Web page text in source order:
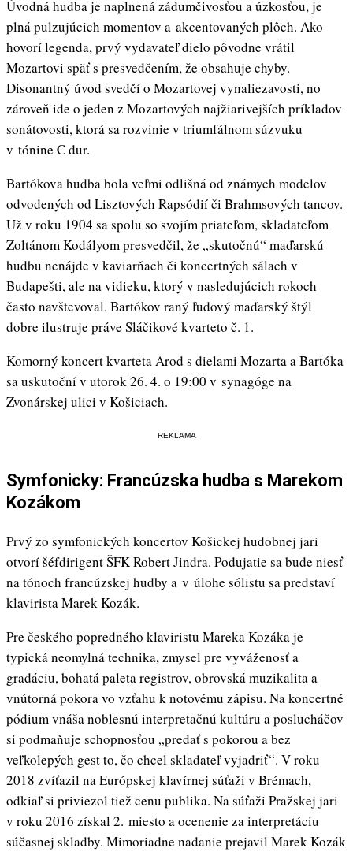
Úvodná hudba je naplnená zádumčivosťou a úzkosťou, je
plná pulzujúcich momentov a akcentovaných plôch. Ako
hovorí legenda, prvý vydavateľ dielo pôvodne vrátil
Mozartovi späť s presvedčením, že obsahuje chyby.
Disonantný úvod svedčí o Mozartovej vynaliezavosti, no
zároveň ide o jeden z Mozartových najžiarivejších príkladov
sonátovosti, ktorá sa rozvinie v triumfálnom súzvuku
v tónine C dur.
Bartókova hudba bola veľmi odlišná od známych modelov
odvodených od Lisztových Rapsódií či Brahmsových tancov.
Už v roku 1904 sa spolu so svojím priateľom, skladateľom
Zoltánom Kodályom presvedčil, že „skutočnú“ maďarskú
hudbu nenájde v kaviarňach či koncertných sálach v
Budapešti, ale na vidieku, ktorý v nasledujúcich rokoch
často navštevoval. Bartókov raný ľudový maďarský štýl
dobre ilustruje práve Sláčikové kvarteto č. 1.
Komorný koncert kvarteta Arod s dielami Mozarta a Bartóka
sa uskutoční v utorok 26. 4. o 19:00 v synagóge na
Zvonárskej ulici v Košiciach.
REKLAMA
Symfonicky: Francúzska hudba s Marekom
Kozákom
Prvý zo symfonických koncertov Košickej hudobnej jari
otvorí šéfdirigent ŠFK Robert Jindra. Podujatie sa bude niesť
na tónoch francúzskej hudby a v úlohe sólistu sa predstaví
klavirista Marek Kozák.
Pre českého popredného klaviristu Mareka Kozáka je
typická neomylná technika, zmysel pre vyváženosť a
gradáciu, bohatá paleta registrov, obrovská muzikalita a
vnútorná pokora vo vzťahu k notovému zápisu. Na koncertné
pódium vnáša noblesnú interpretačnú kultúru a poslucháčov
si podmaňuje schopnosťou „predať s pokorou a bez
veľkolepých gest to, čo chcel skladateľ vyjadriť“. V roku
2018 zvíťazil na Európskej klavírnej súťaži v Brémach,
odkiaľ si priviezol tiež cenu publika. Na súťaži Pražskej jari
v roku 2016 získal 2. miesto a ocenenie za interpretáciu
súčasnej skladby. Mimoriadne nadanie prejavil Marek Kozák